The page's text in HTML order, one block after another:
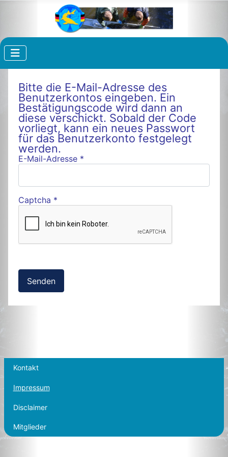
Bitte die E-Mail-Adresse des
Benutzerkontos eingeben. Ein
Bestätigungscode wird dann an
diese verschickt. Sobald der Code
vorliegt, kann ein neues Passwort
für das Benutzerkonto festgelegt
werden.
E-Mail-Adresse *
Captcha *
Senden
Kontakt
Impressum
Disclaimer
Mitglieder